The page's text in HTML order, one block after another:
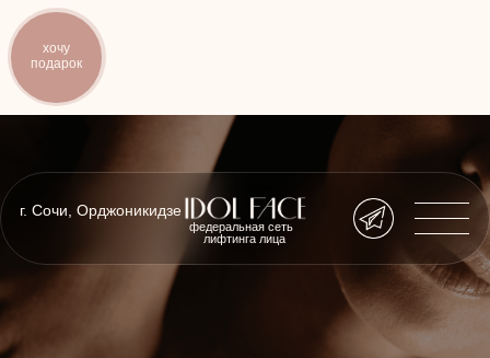
хочу
подарок
Верни лицу сияние
без уколов и фильтров
федеральная сеть